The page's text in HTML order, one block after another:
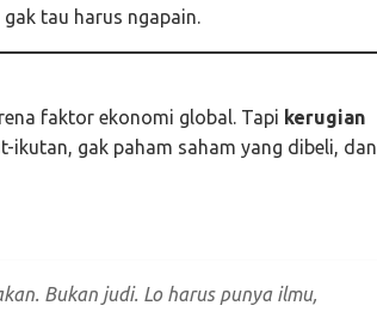
tau harus ngapain.
faktor ekonomi global. Tapi kerugian
ikutan, gak paham saham yang dibeli, dan
Bukan judi. Lo harus punya ilmu,